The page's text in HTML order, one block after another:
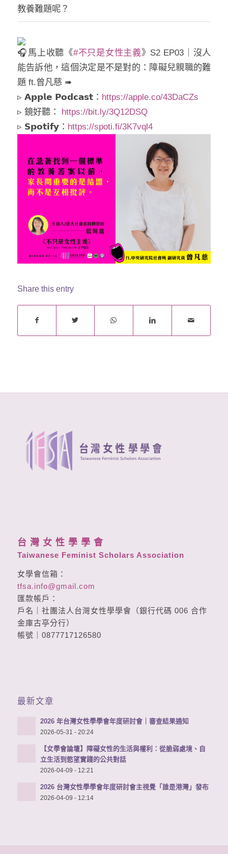
教養難題呢？
馬上收聽《#不只是女性主義》S2 EP03｜沒人
能告訴他，這個決定是不是對的：障礙兒親職的難
題 ft.曾凡慈 ➠
▹ 𝗔𝗽𝗽𝗹𝗲 𝗣𝗼𝗱𝗰𝗮𝘀𝘁： https://apple.co/43DaCZs
▹ 鏡好聽： https://bit.ly/3Q12DSQ
▹ 𝗦𝗽𝗼𝘁𝗶𝗳𝘆： https://spoti.fi/3K7vql4
Share this entry
台 灣 女 性 學 學 會
Taiwanese Feminist Scholars Association
女學會信箱：
tfsa.info@gmail.com
匯款帳戶：
戶名｜社團法人台灣女性學學會（銀行代碼 006 合作
金庫古亭分行）
帳號｜0877717126580
最新文章
2026 年台灣女性學學會年度研討會｜審查結果通知
2026-05-31 - 20:24
【女學會論壇】障礙女性的生活與權利：從脆弱處境、自
立生活到慾望實踐的公共對話
2026-04-09 - 12:21
2026 台灣女性學學會年度研討會主視覺「誰是港灣」發布
2026-04-09 - 12:14